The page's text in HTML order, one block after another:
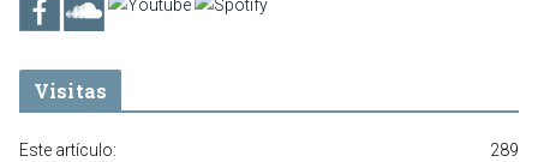
Visitas
289
Este artículo: